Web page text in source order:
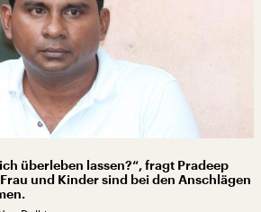
überleben lassen?“, fragt Pradeep
und Kinder sind bei den Anschlägen